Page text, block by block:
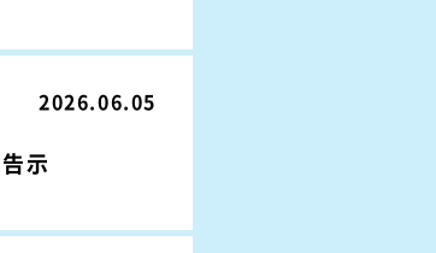
2026.06.05
示